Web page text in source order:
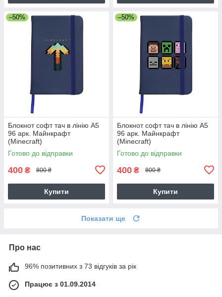
–50%
Блокнот софт тач в лінію А5
96 арк. Майнкрафт
(Minecraft)
Готово до відправки
400 ₴ 800 ₴
Купити
–50%
Блокнот софт тач в лінію А5
96 арк. Майнкрафт
(Minecraft)
Готово до відправки
400 ₴ 800 ₴
Купити
Показати ще
Про нас
96% позитивних з 73 відгуків за рік
Працює з 01.09.2014